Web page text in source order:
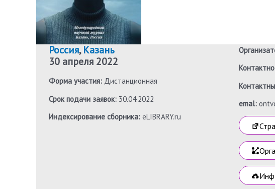
Россия,Казань
30 апреля 2022
Форма участия: Дистанционная
Срок подачи заявок: 30.04.2022
Индексирование сборника: eLIBRARY.ru
emal: